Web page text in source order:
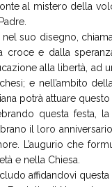
al mistero della
nel suo disegno,
croce e dalla
alla libertà,
e nell’ambito
potrà attuare
questa festa,
il loro
L’augurio che
e nella Chiesa.
affidandovi